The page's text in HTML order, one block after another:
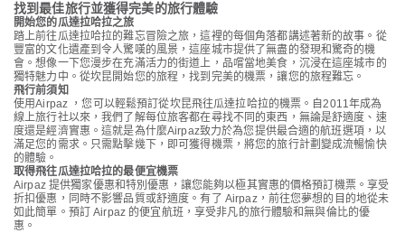
找到最佳旅行並獲得完美的旅行體驗
開始您的瓜達拉哈拉之旅
踏上前往瓜達拉哈拉的難忘冒險之旅，這裡的每個角落都講述著新的故事。從
豐富的文化遺產到令人驚嘆的風景，這座城市提供了無盡的發現和驚奇的機
會。想像一下您漫步在充滿活力的街道上，品嚐當地美食，沉浸在這座城市的
獨特魅力中。從坎昆開始您的旅程，找到完美的機票，讓您的旅程難忘。
飛行前須知
使用Airpaz ，您可以輕鬆預訂從坎昆飛往瓜達拉哈拉的機票。自2011年成為
線上旅行社以來，我們了解每位旅客都在尋找不同的東西，無論是舒適度、速
度還是經濟實惠。這就是為什麼Airpaz致力於為您提供最合適的航班選項，以
滿足您的需求。只需點擊幾下，即可獲得機票，將您的旅行計劃變成流暢愉快
的體驗。
取得飛往瓜達拉哈拉的最便宜機票
Airpaz 提供獨家優惠和特別優惠，讓您能夠以極其實惠的價格預訂機票。享受
折扣優惠，同時不影響品質或舒適度。有了 Airpaz，前往您夢想的目的地從未
如此簡單。預訂 Airpaz 的便宜航班，享受非凡的旅行體驗和無與倫比的優
惠。